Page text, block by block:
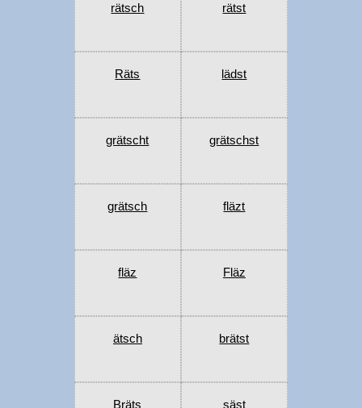
rätsch rätst
Räts lädst
grätscht grätschst
grätsch fläzt
fläz Fläz
ätsch brätst
Bräts säst